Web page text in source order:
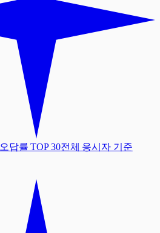
오답률 TOP 30전체 응시자 기준